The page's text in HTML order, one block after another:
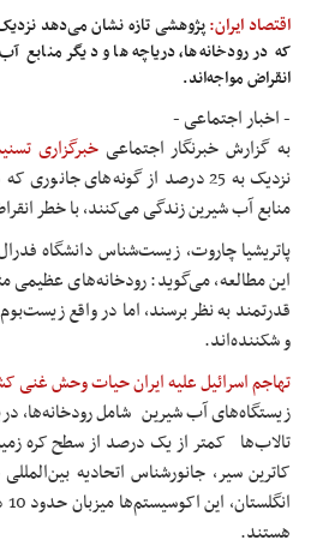
اقتصاد ایران:
که در رودخانه‌ها، دریاچه‌ها و دیگر منابع
انقراض مواجه‌اند.
- اخبار اجتماعی -
به گزارش خبرنگار اجتماعیخبرگزاری
نزدیک به 25 درصد از گونه‌های
منابع آب شیرین زندگی می‌کنند، با خطر
پاتریشیا چاروت، زیست‌شناس دانشگاه
این مطالعه، می‌گوید: رودخانه‌های عظیمی
قدرتمند به نظر برسند، اما در واقع
و شکننده‌اند.
تهاجم اسرائیل علیه ایران حیات وحش غنی
زیستگاه‌های آب شیرین شامل رودخانه‌ها،
تالاب‌ها کمتر از یک درصد از سطح کره
هستند.